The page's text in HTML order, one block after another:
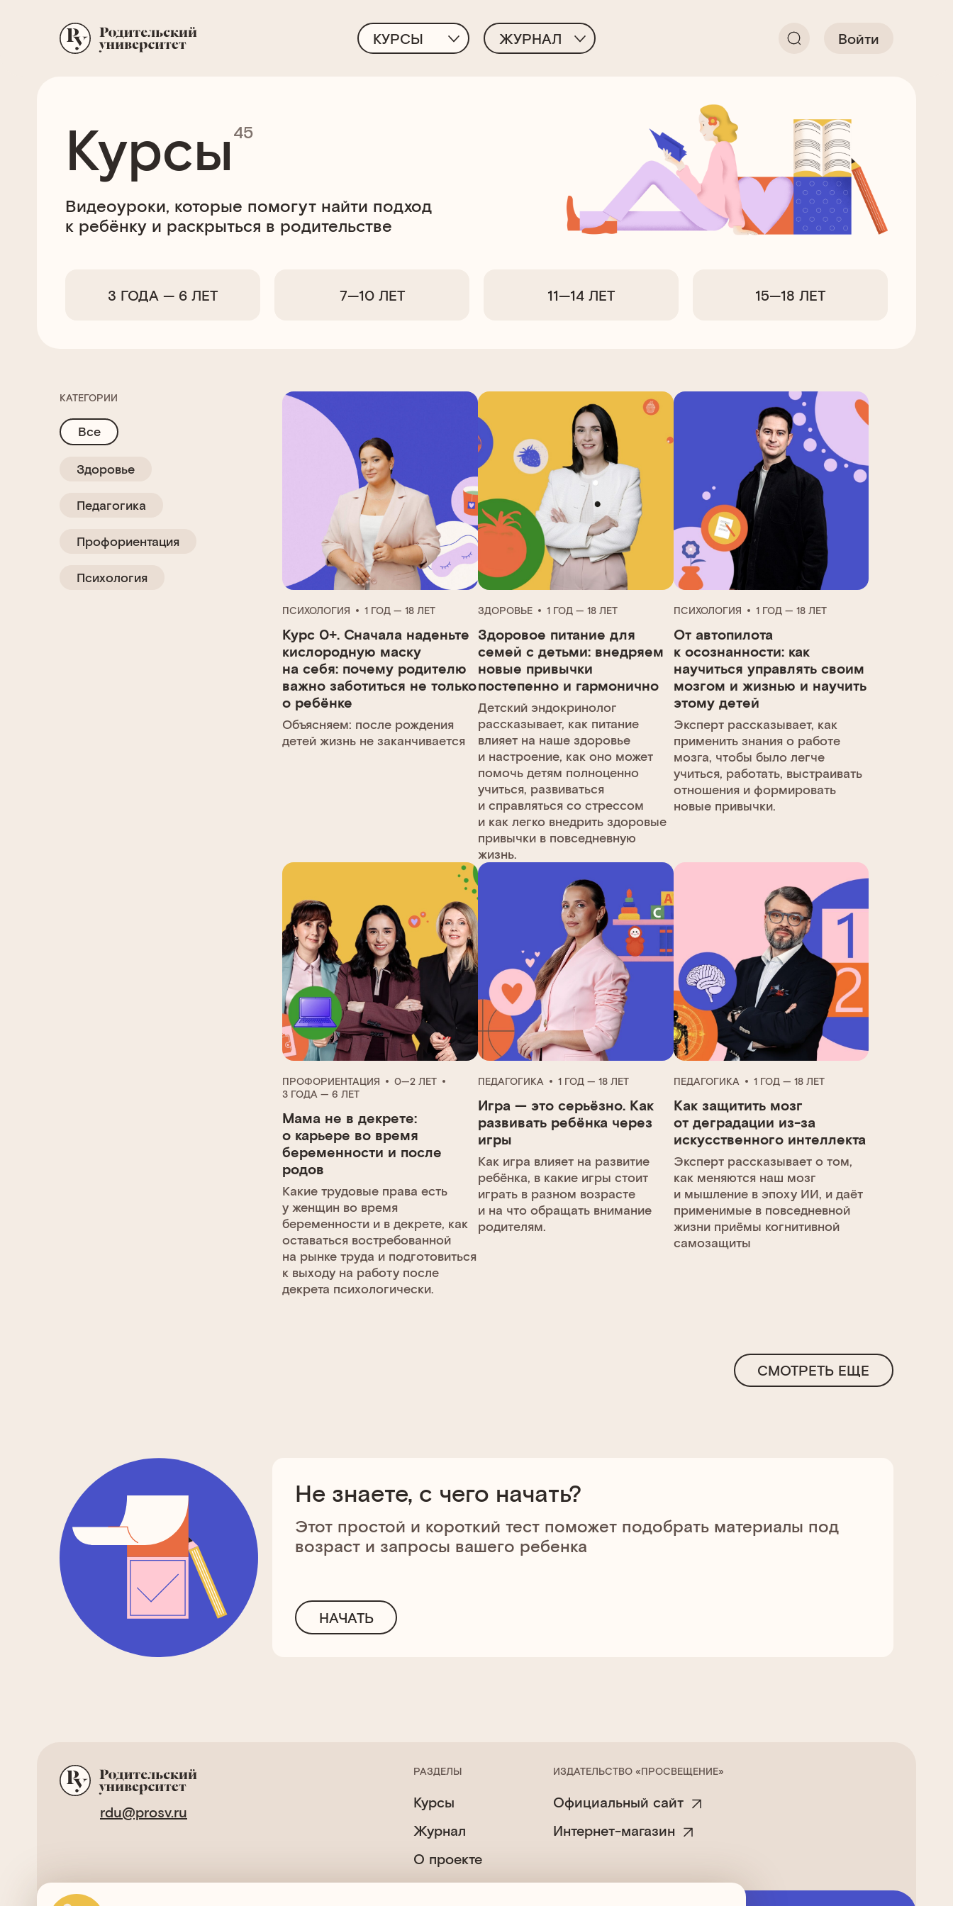
КУРСЫ ЖУРНАЛ Войти
Курсы 45
Видеоуроки, которые помогут найти подход
к ребёнку и раскрыться в родительстве
3 ГОДА — 6 ЛЕТ 7—10 ЛЕТ 11—14 ЛЕТ 15—18 ЛЕТ
КАТЕГОРИИ
Все
Здоровье
Педагогика
Профориентация
Психология
ПСИХОЛОГИЯ 1 ГОД — 18 ЛЕТ
Курс 0+. Сначала наденьте
кислородную маску
на себя: почему родителю
важно заботиться не только
о ребёнке
Объясняем: после рождения
детей жизнь не заканчивается
ЗДОРОВЬЕ 1 ГОД — 18 ЛЕТ
Здоровое питание для
семей с детьми: внедряем
новые привычки
постепенно и гармонично
Детский эндокринолог
рассказывает, как питание
влияет на наше здоровье
и настроение, как оно может
помочь детям полноценно
учиться, развиваться
и справляться со стрессом
и как легко внедрить здоровые
привычки в повседневную
жизнь.
ПСИХОЛОГИЯ 1 ГОД — 18 ЛЕТ
От автопилота
к осознанности: как
научиться управлять своим
мозгом и жизнью и научить
этому детей
Эксперт рассказывает, как
применить знания о работе
мозга, чтобы было легче
учиться, работать, выстраивать
отношения и формировать
новые привычки.
ПРОФОРИЕНТАЦИЯ
0—2 ЛЕТ
3 ГОДА — 6 ЛЕТ
Мама не в декрете:
о карьере во время
беременности и после
родов
Какие трудовые права есть
у женщин во время
беременности и в декрете, как
оставаться востребованной
на рынке труда и подготовиться
к выходу на работу после
декрета психологически.
ПЕДАГОГИКА 1 ГОД — 18 ЛЕТ
Игра — это серьёзно. Как
развивать ребёнка через
игры
Как игра влияет на развитие
ребёнка, в какие игры стоит
играть в разном возрасте
и на что обращать внимание
родителям.
ПЕДАГОГИКА 1 ГОД — 18 ЛЕТ
Как защитить мозг
от деградации из-за
искусственного интеллекта
Эксперт рассказывает о том,
как меняются наш мозг
и мышление в эпоху ИИ, и даёт
применимые в повседневной
жизни приёмы когнитивной
самозащиты
СМОТРЕТЬ ЕЩЕ
Не знаете, с чего начать?
Этот простой и короткий тест поможет подобрать материалы под
возраст и запросы вашего ребенка
НАЧАТЬ
rdu@prosv.ru
РАЗДЕЛЫ
Курсы
Журнал
О проекте
ИЗДАТЕЛЬСТВО «ПРОСВЕЩЕНИЕ»
Официальный сайт
Интернет-магазин